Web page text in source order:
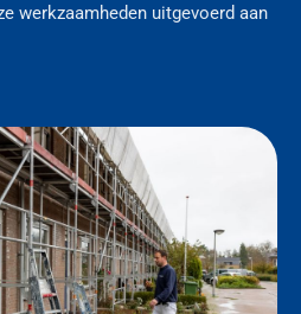
werkzaamheden uitgevoerd aan